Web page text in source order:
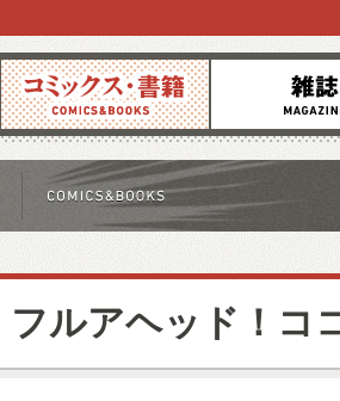
コミックス 雑誌
フルアヘッド！コ